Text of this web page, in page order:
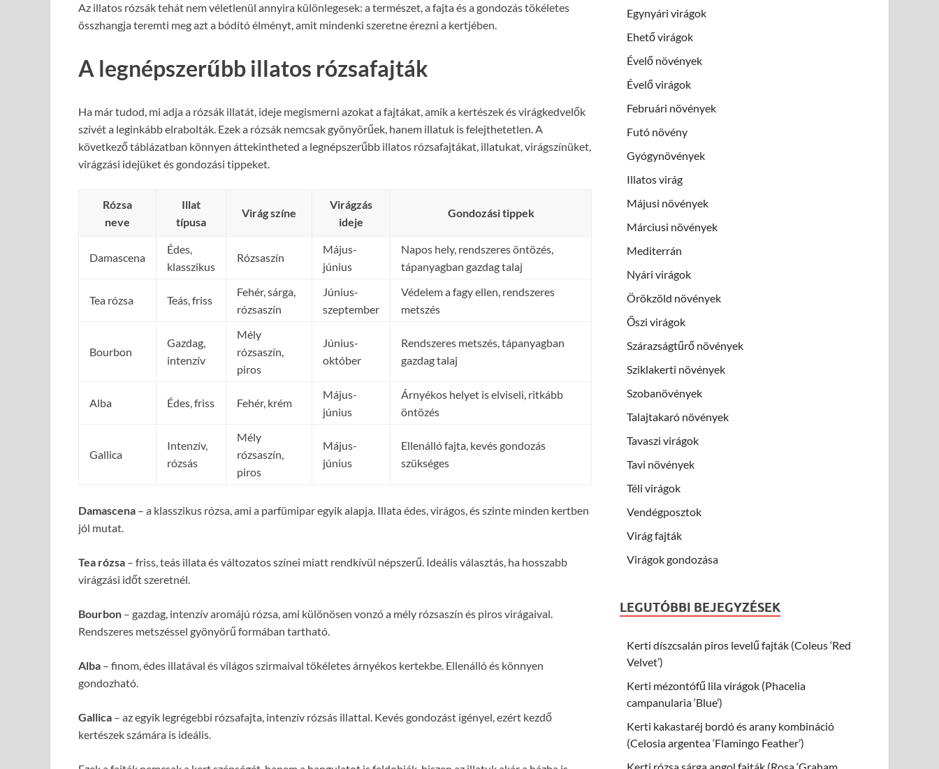
Az illatos rózsák tehát nem véletlenül annyira különlegesek: a természet, a fajta és a gondozás tökéletes
összhangja teremti meg azt a bódító élményt, amit mindenki szeretne érezni a kertjében.
A legnépszerűbb illatos rózsafajták
Ha már tudod, mi adja a rózsák illatát, ideje megismerni azokat a fajtákat, amik a kertészek és virágkedvelők
szívét a leginkább elrabolták. Ezek a rózsák nemcsak gyönyörűek, hanem illatuk is felejthetetlen. A
következő táblázatban könnyen áttekintheted a legnépszerűbb illatos rózsafajtákat, illatukat, virágszínüket,
virágzási idejüket és gondozási tippeket.
Rózsa
neve
Illat
típusa
Virág színe
Virágzás
ideje
Gondozási tippek
Damascena
Édes,
klasszikus
Rózsaszín
Május-
június
Napos hely, rendszeres öntözés,
tápanyagban gazdag talaj
Tea rózsa Teás, friss
Fehér, sárga,
rózsaszín
Június-
szeptember
Védelem a fagy ellen, rendszeres
metszés
Bourbon
Gazdag,
intenzív
Mély
rózsaszín,
piros
Június-
október
Rendszeres metszés, tápanyagban
gazdag talaj
Alba Édes, friss Fehér, krém
Május-
június
Árnyékos helyet is elviseli, ritkább
öntözés
Gallica
Intenzív,
rózsás
Mély
rózsaszín,
piros
Május-
június
Ellenálló fajta, kevés gondozás
szükséges
Damascena – a klasszikus rózsa, ami a parfümipar egyik alapja. Illata édes, virágos, és szinte minden kertben
jól mutat.
Tea rózsa – friss, teás illata és változatos színei miatt rendkívül népszerű. Ideális választás, ha hosszabb
virágzási időt szeretnél.
Bourbon – gazdag, intenzív aromájú rózsa, ami különösen vonzó a mély rózsaszín és piros virágaival.
Rendszeres metszéssel gyönyörű formában tartható.
Alba – finom, édes illatával és világos szirmaival tökéletes árnyékos kertekbe. Ellenálló és könnyen
gondozható.
Gallica – az egyik legrégebbi rózsafajta, intenzív rózsás illattal. Kevés gondozást igényel, ezért kezdő
kertészek számára is ideális.
Egynyári virágok
Ehető virágok
Évelő növények
Évelő virágok
Februári növények
Futó növény
Gyógynövények
Illatos virág
Májusi növények
Márciusi növények
Mediterrán
Nyári virágok
Örökzöld növények
Őszi virágok
Szárazságtűrő növények
Sziklakerti növények
Szobanövények
Talajtakaró növények
Tavaszi virágok
Tavi növények
Téli virágok
Vendégposztok
Virág fajták
Virágok gondozása
LEGUTÓBBI BEJEGYZÉSEK
Kerti díszcsalán piros levelű fajták (Coleus ‘Red
Velvet’)
Kerti mézontófű lila virágok (Phacelia
campanularia ‘Blue’)
Kerti kakastaréj bordó és arany kombináció
(Celosia argentea ‘Flamingo Feather’)